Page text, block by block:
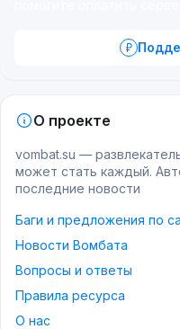
О проекте
vombat.su —
может стать каждый.
последние новости
Баги и предложения по
Новости Вомбата
Вопросы и ответы
Правила ресурса
О нас